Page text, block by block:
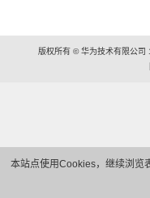
本站点使用Cookies，继续浏览
版权所有 © 华为技术有限公